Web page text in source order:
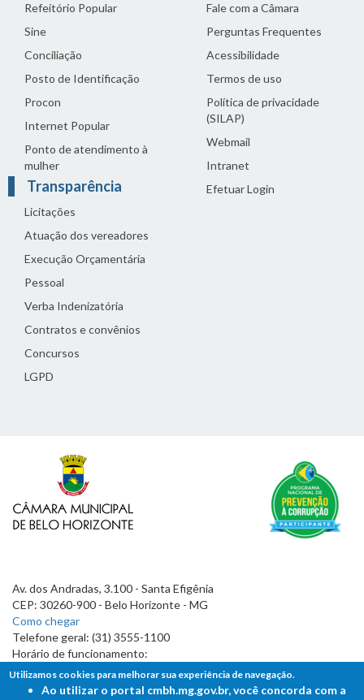
Refeitório Popular
Sine
Conciliação
Posto de Identificação
Procon
Internet Popular
Ponto de atendimento à
mulher
Transparência
Licitações
Atuação dos vereadores
Execução Orçamentária
Pessoal
Verba Indenizatória
Contratos e convênios
Concursos
LGPD
Fale com a Câmara
Perguntas Frequentes
Acessibilidade
Termos de uso
Política de privacidade
(SILAP)
Webmail
Intranet
Efetuar Login
Av. dos Andradas, 3.100 - Santa Efigênia
CEP: 30260-900 - Belo Horizonte - MG
Como chegar
Telefone geral: (31) 3555-1100
Horário de funcionamento:
7h às 19h
Utilizamos cookies para melhorar sua experiência de navegação.
Ao utilizar o portal cmbh.mg.gov.br, você concorda com a